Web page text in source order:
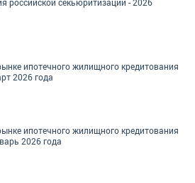
ипотечного жилищного кредитования
2026 года
ипотечного жилищного кредитования
2026 года